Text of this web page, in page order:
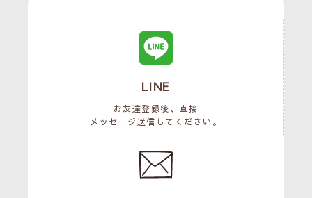
LINE
お友達登録後、直接
メッセージ送信してください。